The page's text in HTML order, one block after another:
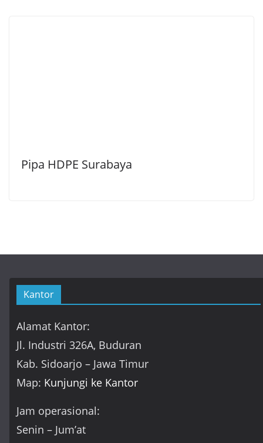
Pipa HDPE Surabaya
Kantor
Alamat Kantor:
Jl. Industri 326A, Buduran
Kab. Sidoarjo – Jawa Timur
Map: Kunjungi ke Kantor
Jam operasional:
Senin – Jum’at